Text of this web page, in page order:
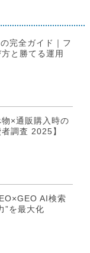
完全ガイド｜フ
と勝てる運用
×通販購入時の
調査 2025】
AI検索
”を最大化